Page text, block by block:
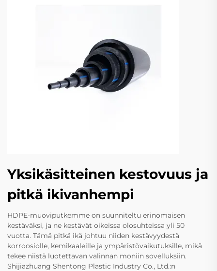
Yksikäsitteinen kestovuus ja
pitkä ikivanhempi
HDPE-muoviputkemme on suunniteltu erinomaisen
kestäväksi, ja ne kestävät oikeissa olosuhteissa yli 50
vuotta. Tämä pitkä ikä johtuu niiden kestävyydestä
korroosiolle, kemikaaleille ja ympäristövaikutuksille, mikä
tekee niistä luotettavan valinnan moniin sovelluksiin.
Shijiazhuang Shentong Plastic Industry Co., Ltd.:n